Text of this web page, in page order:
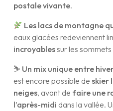
postale vivante.
Les lacs de montagne
eaux glacées redeviennent
incroyablessur les
⛷️ Un mix unique entre
est encore possible de skier
neiges, avant de faire une
l’après-midi dans la vallée.